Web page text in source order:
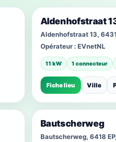
Aldenhofstraat
Aldenhofstraat 13,
Opérateur : EVnetNL
11 kW 1 connecteur
Fiche lieu Ville
Bautscherweg
Bautscherweg, 6418